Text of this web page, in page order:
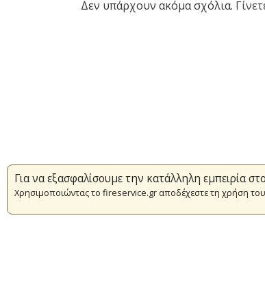
Δεν υπάρχουν ακόμα σχόλια.
Για να εξασφαλίσουμε την κατάλληλη εμπειρία
Χρησιμοποιώντας το fireservice.gr αποδέχεστε τη χρήση